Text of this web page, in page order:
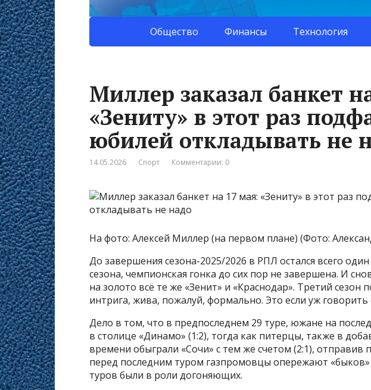
Общество Финансы Технология
Миллер заказал банкет
«Зениту» в этот раз
юбилей откладывать не
14.05.2026 Спорт Комментарии: 0
На фото: Алексей Миллер (на первом плане) (Фото:
До завершения сезона-2025/2026 в РПЛ остался всего
сезона, чемпионская гонка до сих пор не завершена. И
на золото всё те же «Зенит» и «Краснодар». Третий сезон
интрига, жива, пожалуй, формально. Это если уж
Дело в том, что в предпоследнем 29 туре, южане на
в столице «Динамо» (1:2), тогда как питерцы, также в
времени обыграли «Сочи» с тем же счетом (2:1), отправив
перед последним туром газпромовцы опережают «быков»
туров были в роли догоняющих.